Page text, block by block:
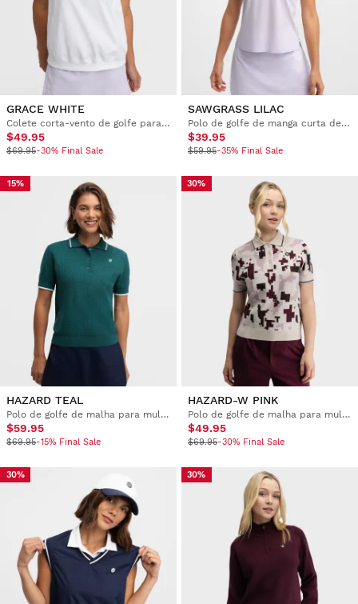
GRACE WHITE
Colete corta-vento de golfe para mulher
$49.95
$69.95-30% Final Sale
SAWGRASS LILAC
Polo de golfe de manga curta de alta performance para mulher
$39.95
$59.95-35% Final Sale
15%
HAZARD TEAL
Polo de golfe de malha para mulher
$59.95
$69.95-15% Final Sale
30%
HAZARD-W PINK
Polo de golfe de malha para mulher
$49.95
$69.95-30% Final Sale
30% 30%